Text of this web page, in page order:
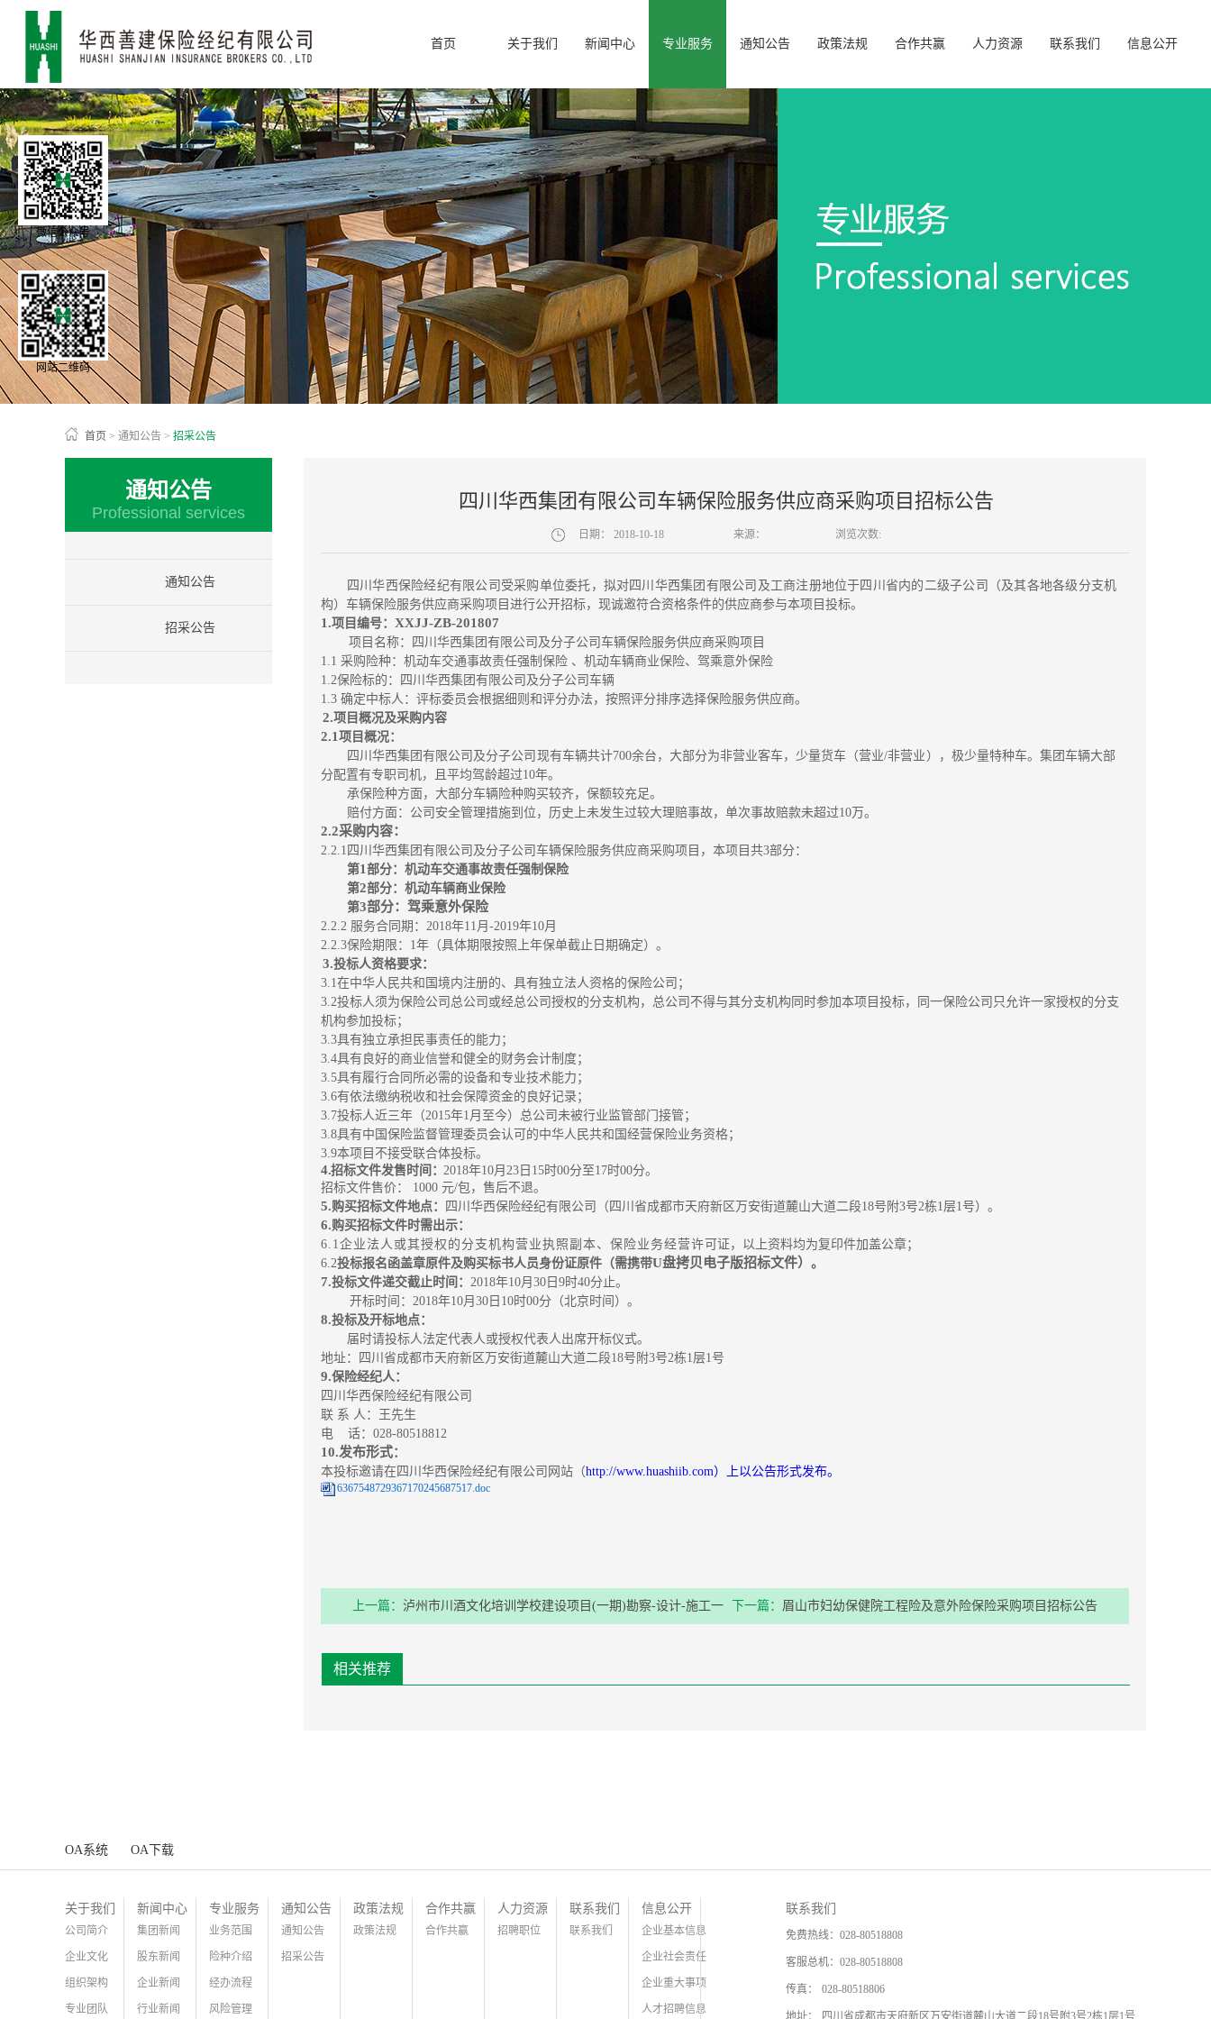
首页 关于我们 新闻中心 专业服务 通知公告 政策法规 合作共赢 人力资源 联系我们 信息公开
首页 > 通知公告 > 招采公告
通知公告
Professional services
通知公告
招采公告
四川华西集团有限公司车辆保险服务供应商采购项目招标公告
日期： 2018-10-18 来源： 浏览次数:
四川华西保险经纪有限公司受采购单位委托，拟对四川华西集团有限公司及工商注册地位于四川省内的二级子公司（及其各地各级分支机
构）车辆保险服务供应商采购项目进行公开招标，现诚邀符合资格条件的供应商参与本项目投标。
1.项 目 编号： XXJJ-ZB-201807
项目名称：四川华西集团有限公司及分子公司车辆保险服务供应商采购项目
1.1 采购险种：机动车交通事故责任强制保险 、机动车辆商业保险、驾乘意外保险
1.2保险标的 ：四川华西集团有限公司及分子公司车辆
1.3 确定中标人： 评标委员会根据细则 和评分办法 ，按照评分排序选择保险服务供应商。
2.项目概况及采购内容
2.1 项 目 概况：
四川华西集团有限公司及分子公司现有车辆共计700余台，大部分为非营业客车，少量货车（营业/非营业），极少量特种车。集团车辆大部
分配置有专职司机，且平均驾龄超过10年。
承保险种方面，大部分车辆险种购买较齐，保额较充足。
赔付方面：公司安全管理措施到位，历史上未发生过较大理赔事故，单次事故赔款未超过10万。
2.2采购内容：
2.2.1 四川华西集团有限公司及分子公司车辆保险服务供应商采购项目，本项目共3部分 ：
第1 部分： 机动车交通事故责任强制保险
第2部分： 机动车辆商业保险
第3部分：驾乘意外保险
2.2.2 服务合同期 ： 2018年11月-2019年10月
2.2.3保险期限： 1年 （具体期限按照上年保单截止日期确定）。
3.投标人资格要求：
3.1在中华人民共和国境内注册的、具有独立法人资格的保险公司；
3.2投标人须为保险公司总公司或经总公司授权的分支机构，总公司不得与其分支机构同时参加本项目投标，同一保险公司只允许一家授权的分支
机构参加投标；
3.3具有独立承担民事责任的能力；
3.4具有良好的商业信誉和健全的财务会计制度；
3.5具有履行合同所必需的设备和专业技术能力 ；
3.6有依法缴纳税收和社会保障资金的良好记录 ；
3.7投标人近三年（2015年1月至今）总公司未被行业监管部门接管 ；
3.8具有中国保险监督管理委员会认可的中华人民共和国经营保险业务资格；
3.9本项目不接受联合体投标。
4.招标文件发售时间 ： 2018年10月23日15时00分至17时00分。
招标文件售价：
1000 元/包，售后不退。
5.购买招标文件地点： 四川华西保险经纪有限公司（四川省成都市天府新区万安街道麓山大道二段18号附3号2栋1层1号）。
6.购买招标文件时需出示：
6.1企业法人或其授权的分支机构营业执照副本、保险业务经营许 可证，以上资料均为复印件加盖公章；
6.2投标报名函盖章原件及购买标书人员身份证原件（需携带U盘拷贝电子版招标文件） 。
7.投标文件递交截止时间 ： 2018年10月 30 日 9时40分止。
开标时间： 2018年10月 30 日 10时00分 （北京时间）。
8.投标及开标地点：
届时请投标人法定代表人或授权代表人出席开标仪式。
地址：四川省成都市天府新区万安街道麓山大道二段18号附3号2栋1层1号
9.保险经纪人：
四川华西保险经纪有限公司
联 系 人：王先生
电
话： 028-80518812
10.发布形式：
本投标邀请在四川华西保险经纪有限公司网站（http://www.huashiib.com）上以公告形式发布。
6367548729367170245687517.doc
上一篇： 泸州市川酒文化培训学校建设项目(一期)勘察-设计-施工一 下一篇： 眉山市妇幼保健院工程险及意外险保险采购项目招标公告
相关推荐
OA系统 OA下载
关于我们
公司简介
企业文化
组织架构
专业团队
新闻中心
集团新闻
股东新闻
企业新闻
行业新闻
专业服务
业务范围
险种介绍
经办流程
风险管理
通知公告
通知公告
招采公告
政策法规
政策法规
合作共赢
合作共赢
人力资源
招聘职位
联系我们
联系我们
信息公开
企业基本信息
企业社会责任
企业重大事项
人才招聘信息
联系我们
免费热线： 028-80518808
客服总机： 028-80518808
传真： 028-80518806
地址： 四川省成都市天府新区万安街道麓山大道二段18号附3号2栋1层1号
网站二维码
微信公众号